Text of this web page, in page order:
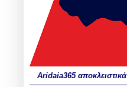
Aridaia365 αποκλειστικά